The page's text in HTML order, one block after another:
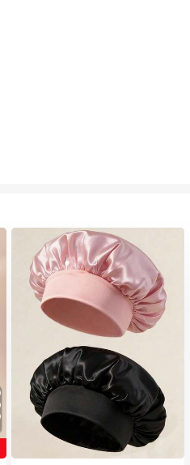
#1 Más vendidos
en Multicolor Gorros para el pelo para mujer
Establecido hace 1 año